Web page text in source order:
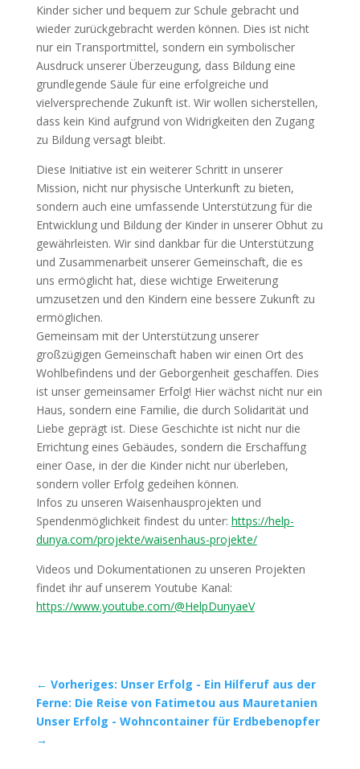
Kinder sicher und bequem zur Schule gebracht und
wieder zurückgebracht werden können. Dies ist nicht
nur ein Transportmittel, sondern ein symbolischer
Ausdruck unserer Überzeugung, dass Bildung eine
grundlegende Säule für eine erfolgreiche und
vielversprechende Zukunft ist. Wir wollen sicherstellen,
dass kein Kind aufgrund von Widrigkeiten den Zugang
zu Bildung versagt bleibt.
Diese Initiative ist ein weiterer Schritt in unserer
Mission, nicht nur physische Unterkunft zu bieten,
sondern auch eine umfassende Unterstützung für die
Entwicklung und Bildung der Kinder in unserer Obhut zu
gewährleisten. Wir sind dankbar für die Unterstützung
und Zusammenarbeit unserer Gemeinschaft, die es
uns ermöglicht hat, diese wichtige Erweiterung
umzusetzen und den Kindern eine bessere Zukunft zu
ermöglichen.
Gemeinsam mit der Unterstützung unserer
großzügigen Gemeinschaft haben wir einen Ort des
Wohlbefindens und der Geborgenheit geschaffen. Dies
ist unser gemeinsamer Erfolg! Hier wächst nicht nur ein
Haus, sondern eine Familie, die durch Solidarität und
Liebe geprägt ist. Diese Geschichte ist nicht nur die
Errichtung eines Gebäudes, sondern die Erschaffung
einer Oase, in der die Kinder nicht nur überleben,
sondern voller Erfolg gedeihen können.
Infos zu unseren Waisenhausprojekten und
Spendenmöglichkeit findest du unter: https://help-
dunya.com/projekte/waisenhaus-projekte/
Videos und Dokumentationen zu unseren Projekten
findet ihr auf unserem Youtube Kanal:
https://www.youtube.com/@HelpDunyaeV
← Vorheriges: Unser Erfolg - Ein Hilferuf aus der
Ferne: Die Reise von Fatimetou aus Mauretanien
Unser Erfolg - Wohncontainer für Erdbebenopfer
→